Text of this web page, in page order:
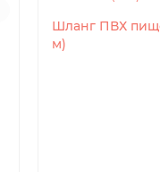
Шланг ПВХ
м)